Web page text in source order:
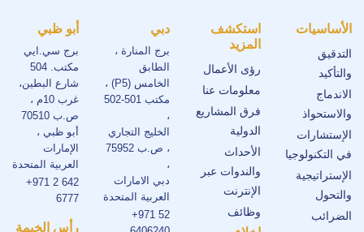
الأساسيات
التدقيق
والتأكيد
الاندماج
والاستحواذ
الإستشارات
في التكنولوجيا
الإستراتيجية
والتحول
الضرائب
استكشف
المزيد
رؤى الأعمال
معلومات عنا
فرق المشاريع
الدولية
الأحداث
والندوات عبر
الإنترنت
وظائف
دبي
برج المنارة ،
الطابق
الخامس (P5) ،
مكتب 501-502
،
الخليج التجاري
، ص.ب 75952
،
دبي الامارات
العربية المتحدة
+971 52
أبو ظبي
برج سي.ايي
مكتب. 504
شارع البطين،
غرب 10م ،
ص.ب 70510
أبو ظبي ،
الإمارات
العربية المتحدة
+971 2 642
6777
رأس الخيمة